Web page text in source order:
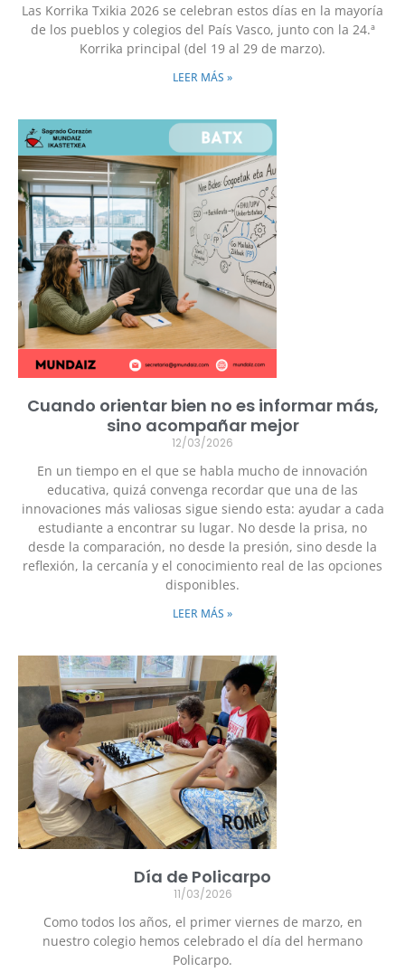
Las Korrika Txikia 2026 se celebran estos días en la mayoría
de los pueblos y colegios del País Vasco, junto con la 24.ª
Korrika principal (del 19 al 29 de marzo).
LEER MÁS »
Cuando orientar bien no es informar más,
sino acompañar mejor
12/03/2026
En un tiempo en el que se habla mucho de innovación
educativa, quizá convenga recordar que una de las
innovaciones más valiosas sigue siendo esta: ayudar a cada
estudiante a encontrar su lugar. No desde la prisa, no
desde la comparación, no desde la presión, sino desde la
reflexión, la cercanía y el conocimiento real de las opciones
disponibles.
LEER MÁS »
Día de Policarpo
11/03/2026
Como todos los años, el primer viernes de marzo, en
nuestro colegio hemos celebrado el día del hermano
Policarpo.